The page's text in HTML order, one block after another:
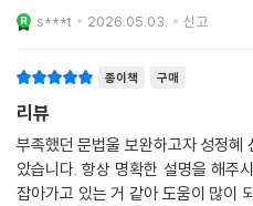
s***t 2026.05.03. 신고
종이책 구매
리뷰
부족했던 문법울 보완하고자 성정
았습니다. 항상 명확한 설명을 해주
잡아가고 있는 거 같아 도움이 많이